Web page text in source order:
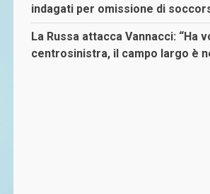
indagati per omissione di
La Russa attacca Vannacci: “Ha
centrosinistra, il campo largo è